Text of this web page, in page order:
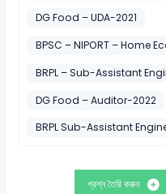
DG Food – UDA-2021
BPSC – NIPORT – Home
BRPL – Sub-Assistant
DG Food – Auditor-2022
BRPL Sub-Assistant
প্রশ্ন তৈরি করুন